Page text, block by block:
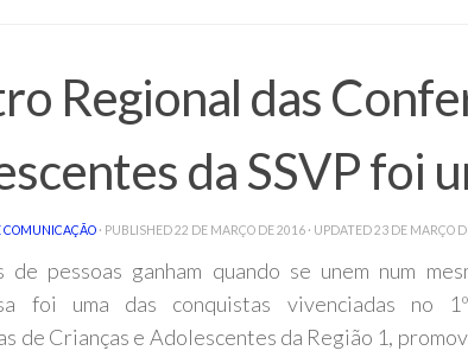
Regional das
da SSVP foi
COMUNICAÇÃO · PUBLISHED22 DE MARÇO DE 2016 · UPDATED23 DE MARÇO
de pessoas ganham quando se unem num
foi uma das conquistas vivenciadas no
de Crianças e Adolescentes da Região 1,